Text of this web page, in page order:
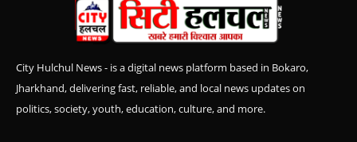
City Hulchul News - is a digital news platform based in Bokaro,
Jharkhand, delivering fast, reliable, and local news updates on
politics, society, youth, education, culture, and more.